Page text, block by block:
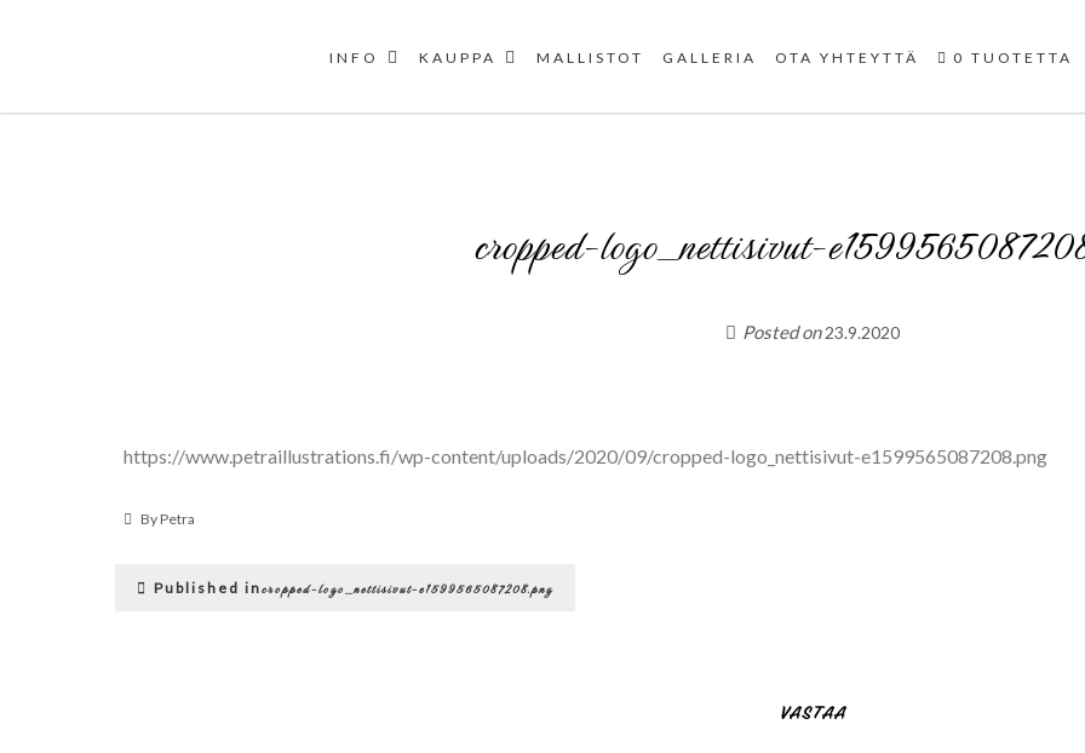
Uniikit taidetuotteet
INFO KAUPPA MALLISTOT GALLERIA OTA YHTEYTTÄ 0 TUOTETTA
cropped-logo_nettisivut-
Posted on23.9.2020
https://www.petraillustrations.fi/wp-content/uploads/2020/09/cropped-logo_nettisivut-e1599565087208.png
ByPetra
Artikkelien
Published incropped-logo_nettisivut-e1599565087208.png
VASTAA